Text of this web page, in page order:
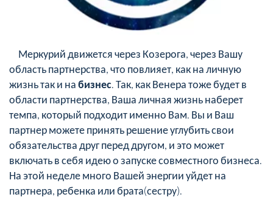
Меркурий движется через Козерога, через Вашу
область партнерства, что повлияет, как на личную
жизнь так и набизнес. Так, как Венера тоже будет в
области партнерства, Ваша личная жизнь наберет
темпа, который подходит именно Вам. Вы и Ваш
партнер можете принять решение углубить свои
обязательства друг перед другом, и это может
включать в себя идею о запуске совместного бизнеса.
На этой неделе много Вашей энергии уйдет на
партнера, ребенка или брата(сестру).